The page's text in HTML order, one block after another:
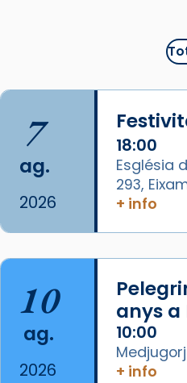
Imatge:
(OpenAI)
Video
View on Facebook ·
Lluís
arribar el seu
Lleó XIV.
Recupera
7
ag.
2026
18:00
Església
293,
+ info
10
ag.
2026
anys a
10:00
+ info